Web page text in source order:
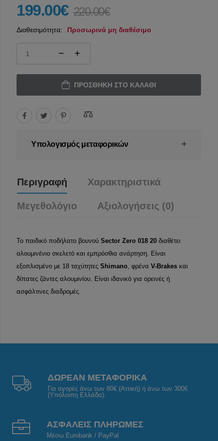
199.00€ 220.00€
Διαθεσιμότητα: Προσωρινά μη διαθέσιμο
ΠΡΟΣΘΉΚΗ ΣΤΟ ΚΑΛΆΘΙ
Υπολογισμός μεταφορικών
Περιγραφή Χαρακτηριστικά
Μεγεθολόγιο Αξιολογήσεις (0)
Το παιδικό ποδήλατο βουνού Sector Zero 018 20 διαθέτει
αλουμινένιο σκελετό και εμπρόσθια ανάρτηση. Είναι
εξοπλισμένο με 18 ταχύτητες Shimano, φρένα V-Brakes και
δίπατες ζάντες αλουμινίου. Είναι ιδανικό για ορεινές ή
ασφάλτινες διαδρομές.
ΔΩΡΕΑΝ ΜΕΤΑΦΟΡΙΚΑ
Για αγορές άνω των 80€ (Αττική) ή άνω των 300€
(Υπόλοιπη Ελλάδα).
ΑΣΦΑΛΕΙΣ ΠΛΗΡΩΜΕΣ
Μέσω Eurobank / PayPal